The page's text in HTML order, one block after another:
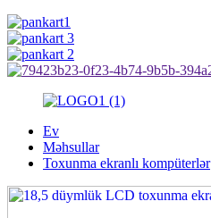
Ev
Məhsullar
Toxunma ekranlı kompüterlər